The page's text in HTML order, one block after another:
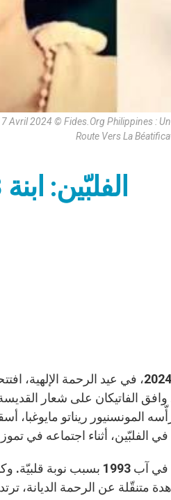
Avril 2024 © Fides.Org Philippines :
Route Vers La
الفلبّين: ابنة 13 عامًا تسير على درب التطويب
يوم الأحد 7 نيسان 2024، في عيد
الفاتيكان على شعار
المونسنيور ريناتو
الفلبّين، أثناء اجتماعه في تموز 2023.
متنقّلة عن الرحمة الديانة،